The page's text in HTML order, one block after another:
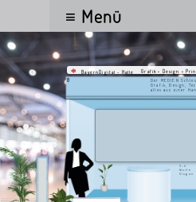
≡ Menü
BayernDigital - Halle
B
Grafik • Design •
Der MEDIEN
Grafik, Design,
alles aus einer
3-4
Worte
Slogan